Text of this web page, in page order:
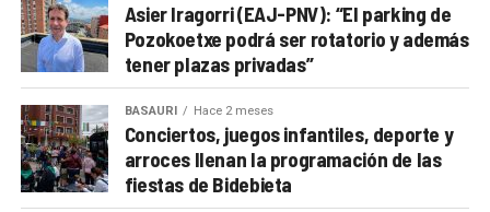
Asier Iragorri (EAJ-PNV): “El parking de
Pozokoetxe podrá ser rotatorio y además
tener plazas privadas”
BASAURI Hace 2 meses
Conciertos, juegos infantiles, deporte y
arroces llenan la programación de las
fiestas de Bidebieta